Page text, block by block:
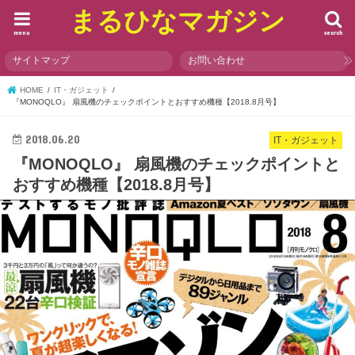
まるひなマガジン search
menu
サイトマップ お問い合わせ
HOME
IT・ガジェット
『MONOQLO』 扇風機のチェックポイントとおすすめ機種【2018.8月号】
IT・ガジェット
2018.06.20
『MONOQLO』 扇風機のチェックポイントと
おすすめ機種【2018.8月号】